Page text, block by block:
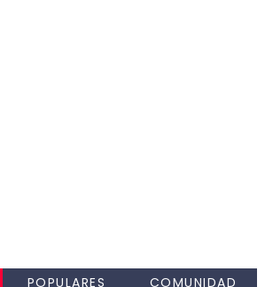
POPULARES COMUNIDAD